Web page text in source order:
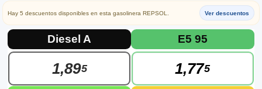
Hay 5 descuentos disponibles en esta gasolinera REPSOL. Ver descuentos
Precios actuales de combustibles en
Consulta los precios actuales de la gasolinera REPSOL
Diesel A
1,895
E5 95
1,775